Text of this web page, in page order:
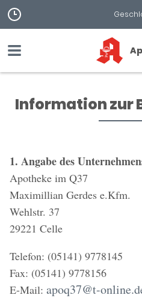
Information zur
1. Angabe des
Apotheke im Q37
Maximillian Gerdes e.Kfm.
Wehlstr. 37
29221 Celle
Telefon: (05141) 9778145
Fax: (05141) 9778156
E-Mail: apoq37@t-